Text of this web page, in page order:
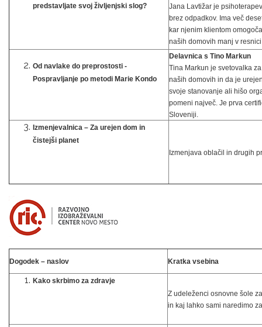
predstavljate svoj življenjski slog?
Jana Lavtižar je
brez odpadkov. Ima več
kar njenim klientom
naših domovih manj v
Od navlake do preprostosti -
Pospravljanje po metodi Marie Kondo
Delavnica s Tino Markun
Tina Markun je svetovalka
naših domovih in da je
svoje stanovanje ali hišo
pomeni največ. Je prva
Sloveniji.
Izmenjevalnica – Za urejen dom in
čistejši planet
Izmenjava oblačil in drugih
Dogodek – naslov Kratka vsebina
Kako skrbimo za zdravje
Z udeleženci osnovne šole
in kaj lahko sami naredimo